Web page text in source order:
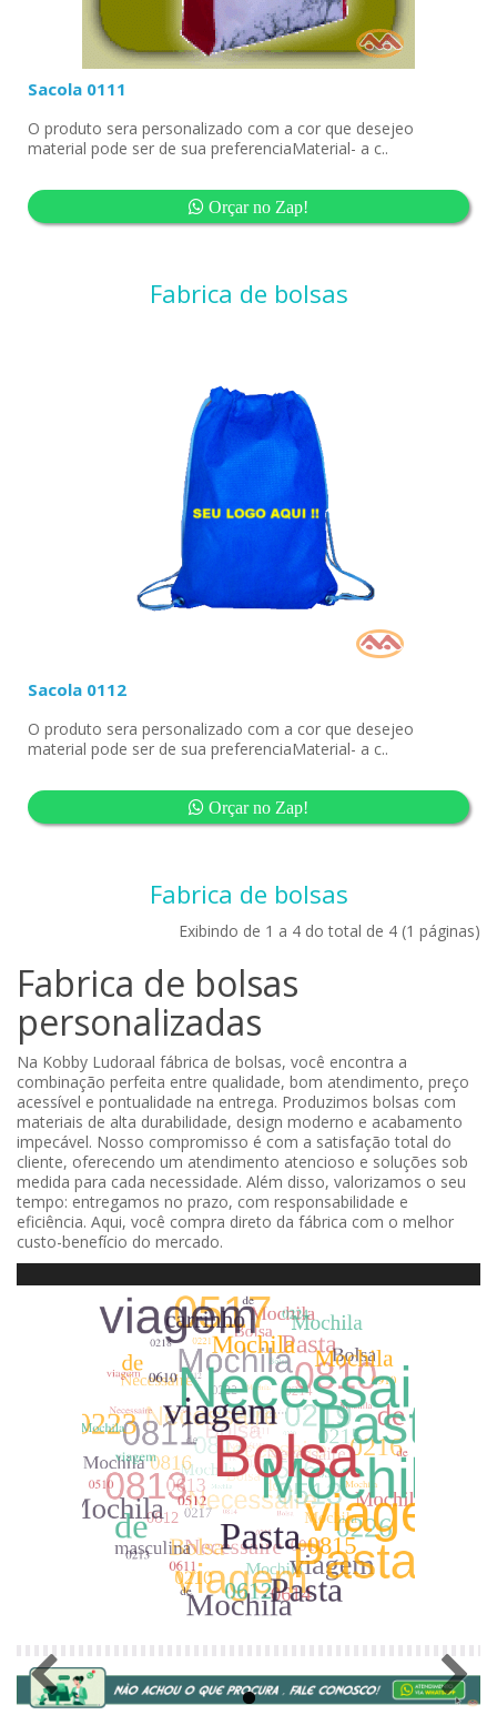
Sacola 0111
O produto sera personalizado com a cor que desejeo
material pode ser de sua preferenciaMaterial- a c..
Orçar no Zap!
Fabrica de bolsas
Sacola 0112
O produto sera personalizado com a cor que desejeo
material pode ser de sua preferenciaMaterial- a c..
Orçar no Zap!
Fabrica de bolsas
Exibindo de 1 a 4 do total de 4 (1 páginas)
Fabrica de bolsas
personalizadas
Na Kobby Ludoraal fábrica de bolsas, você encontra a
combinação perfeita entre qualidade, bom atendimento, preço
acessível e pontualidade na entrega. Produzimos bolsas com
materiais de alta durabilidade, design moderno e acabamento
impecável. Nosso compromisso é com a satisfação total do
cliente, oferecendo um atendimento atencioso e soluções sob
medida para cada necessidade. Além disso, valorizamos o seu
tempo: entregamos no prazo, com responsabilidade e
eficiência. Aqui, você compra direto da fábrica com o melhor
custo-benefício do mercado.